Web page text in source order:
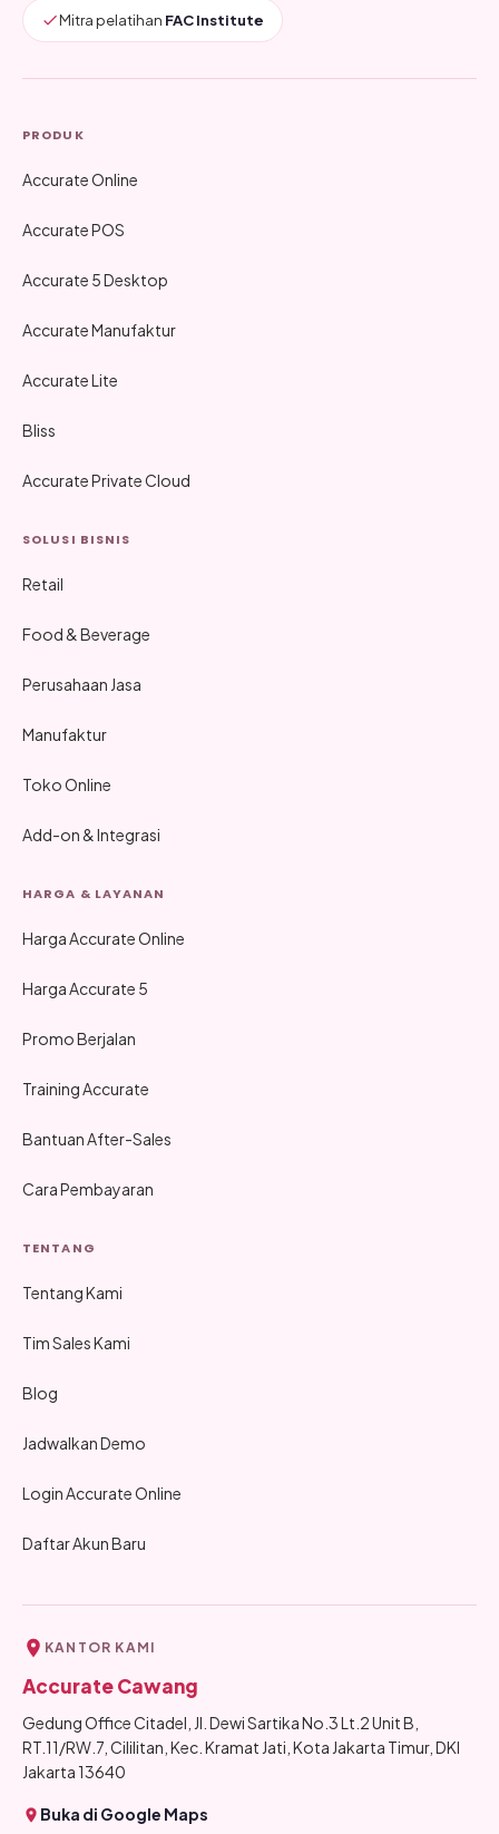
Mitra pelatihan FAC Institute
PRODUK
Accurate Online
Accurate POS
Accurate 5 Desktop
Accurate Manufaktur
Accurate Lite
Bliss
Accurate Private Cloud
SOLUSI BISNIS
Retail
Food & Beverage
Perusahaan Jasa
Manufaktur
Toko Online
Add-on & Integrasi
HARGA & LAYANAN
Harga Accurate Online
Harga Accurate 5
Promo Berjalan
Training Accurate
Bantuan After-Sales
Cara Pembayaran
TENTANG
Tentang Kami
Tim Sales Kami
Blog
Jadwalkan Demo
Login Accurate Online
Daftar Akun Baru
KANTOR KAMI
Accurate Cawang
Gedung Office Citadel, Jl. Dewi Sartika No.3 Lt.2 Unit B,
RT.11/RW.7, Cililitan, Kec. Kramat Jati, Kota Jakarta Timur, DKI
Jakarta 13640
Buka di Google Maps